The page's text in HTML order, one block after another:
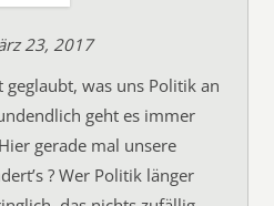
23, 2017
was uns Politik an
geht es immer
gerade mal unsere
? Wer Politik länger